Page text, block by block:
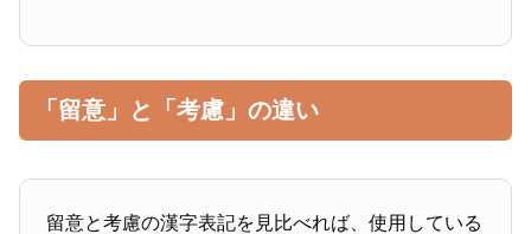
「留意」と「考慮」の違い
留意と考慮の漢字表記を見比べれば、使用している